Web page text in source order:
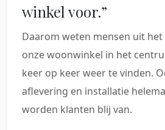
winkel voor.”
Daarom weten mensen uit
onze woonwinkel in het
keer op keer weer te vinden.
aflevering en installatie
worden klanten blij van.